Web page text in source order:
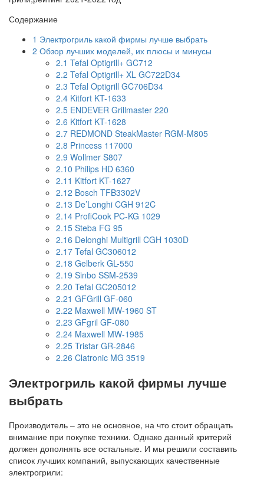
Содержание
1 Электрогриль какой фирмы лучше выбрать
2 Обзор лучших моделей, их плюсы и минусы
2.1 Tefal Optigrill+ GC712
2.2 Tefal Optigrill+ XL GC722D34
2.3 Tefal Optigrill GC706D34
2.4 Kitfort KT-1633
2.5 ENDEVER Grillmaster 220
2.6 Kitfort KT-1628
2.7 REDMOND SteakMaster RGM-M805
2.8 Princess 117000
2.9 Wollmer S807
2.10 Philips HD 6360
2.11 Kitfort KT-1627
2.12 Bosch TFB3302V
2.13 De’Longhi CGH 912C
2.14 ProfiCook PC-KG 1029
2.15 Steba FG 95
2.16 Delonghi Multigrill CGH 1030D
2.17 Tefal GC306012
2.18 Gelberk GL-550
2.19 Sinbo SSM-2539
2.20 Tefal GC205012
2.21 GFGrill GF-060
2.22 Maxwell MW-1960 ST
2.23 GFgril GF-080
2.24 Maxwell MW-1985
2.25 Tristar GR-2846
2.26 Clatronic MG 3519
Электрогриль какой фирмы лучше
выбрать
Производитель – это не основное, на что стоит обращать
внимание при покупке техники. Однако данный критерий
должен дополнять все остальные. И мы решили составить
список лучших компаний, выпускающих качественные
электрогрили: